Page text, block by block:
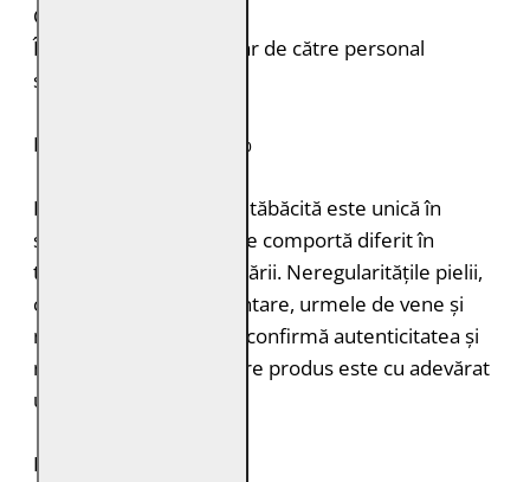
Croială: Regular Fit
Întreținere: Spălare doar de către personal
specializat
PIELE NATURALĂ: 100%
Fiecare bucată de piele tăbăcită este unică în
structură, grosimea și se comportă diferit în
timpul vopsirii și procesării. Neregularitățile pielii,
cum ar fi petele pigmentare, urmele de vene și
mușcăturile de insecte confirmă autenticitatea și
naturalețea pielii. Fiecare produs este cu adevărat
unic.
DURABILITATE